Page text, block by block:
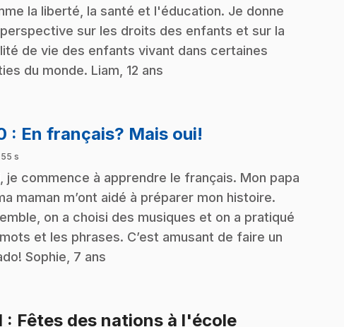
la liberté, la santé et l'éducation. Je donne
sur les droits des enfants et sur la
de vie des enfants vivant dans certaines
du monde. Liam, 12 ans
: En français? Mais oui!
55 s
je commence à apprendre le français. Mon papa
maman m’ont aidé à préparer mon histoire.
on a choisi des musiques et on a pratiqué
et les phrases. C’est amusant de faire un
Sophie, 7 ans
: Fêtes des nations à l'école.